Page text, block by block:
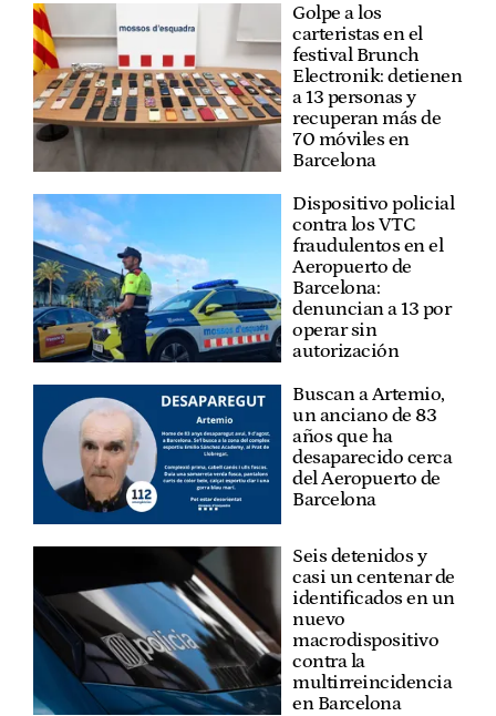
Golpe a los
carteristas en el
festival Brunch
Electronik: detienen
a 13 personas y
recuperan más de
70 móviles en
Barcelona
Dispositivo policial
contra los VTC
fraudulentos en el
Aeropuerto de
Barcelona:
denuncian a 13 por
operar sin
autorización
Buscan a Artemio,
un anciano de 83
años que ha
desaparecido cerca
del Aeropuerto de
Barcelona
Seis detenidos y
casi un centenar de
identificados en un
nuevo
macrodispositivo
contra la
multirreincidencia
en Barcelona